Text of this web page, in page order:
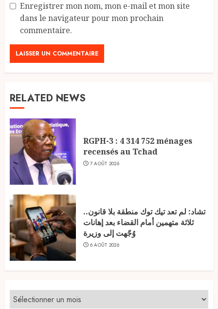
Enregistrer mon nom, mon e-mail et mon site
dans le navigateur pour mon prochain
commentaire.
RELATED NEWS
RGPH-3 : 4 314 752 ménages
recensés au Tchad
7 AOÛT 2026
تشاد: لم تعد تيك توك منطقة بلا قانون..
ثلاثة متهمين أمام القضاء بعد إهانات
وُجّهت إلى وزيرة
6 AOÛT 2026